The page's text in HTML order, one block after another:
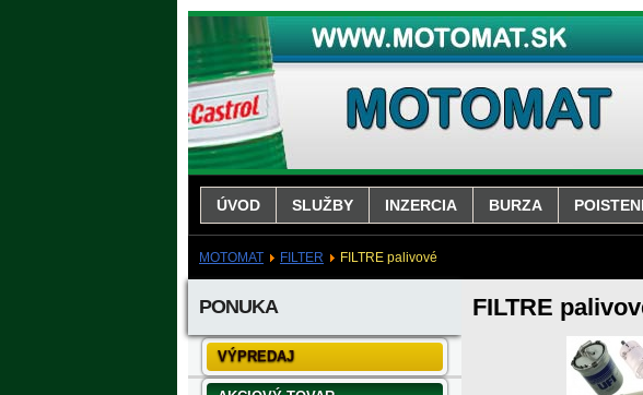
ÚVOD SLUŽBY INZERCIA BURZA
MOTOMAT FILTER FILTRE palivové
PONUKA
VÝPREDAJ
FILTRE